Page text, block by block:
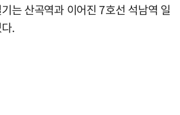
는 산곡역과 이어진 7호선 석남역 일
.